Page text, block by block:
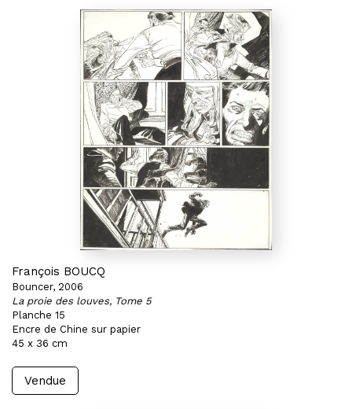
François BOUCQ
Bouncer, 2006
La proie des louves, Tome 5
Planche 15
Encre de Chine sur papier
45 x 36 cm
Vendue